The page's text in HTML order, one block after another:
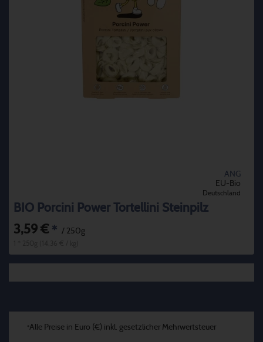
ANG
EU-Bio
Deutschland
BIO Porcini Power Tortellini Steinpilz
3,59 € * / 250g
*Alle Preise in Euro (€) inkl. gesetzlicher Mehrwertsteuer